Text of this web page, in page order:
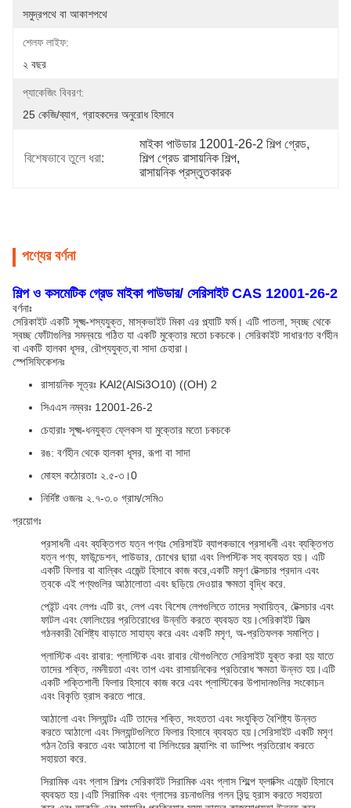
সমুদ্রপথে বা আকাশপথে
শেলফ লাইফ:
২ বছর
প্যাকেজিং বিবরণ:
25 কেজি/ব্যাগ, গ্রাহকদের অনুরোধ হিসাবে
বিশেষভাবে তুলে ধরা:
মাইকা পাউডার 12001-26-2 শিল্প গ্রেড,
শিল্প গ্রেড রাসায়নিক শিল্প,
রাসায়নিক প্রস্তুতকারক
পণ্যের বর্ণনা
শিল্প ও কসমেটিক গ্রেড মাইকা পাউডার/ সেরিসাইট CAS 12001-26-2
বর্ণনাঃ
সেরিকাইট একটি সূক্ষ্ম-শস্যযুক্ত, মাস্কভাইট মিকা এর প্ল্যাটি ফর্ম। এটি পাতলা, স্বচ্ছ থেকে
স্বচ্ছ ফোঁটাগুলির সমন্বয়ে গঠিত যা একটি মুক্তোর মতো চকচকে। সেরিকাইট সাধারণত বর্ণহীন
বা একটি হালকা ধূসর, রৌপ্যযুক্ত,বা সাদা চেহারা।
স্পেসিফিকেশনঃ
রাসায়নিক সূত্রঃ KAl2(AlSi3O10) ((OH) 2
সিএএস নম্বরঃ 12001-26-2
চেহারাঃ সূক্ষ্ম-ধনযুক্ত ফ্লেকস যা মুক্তোর মতো চকচকে
রঙ: বর্ণহীন থেকে হালকা ধূসর, রূপা বা সাদা
মোহস কঠোরতাঃ ২.৫-৩।0
নির্দিষ্ট ওজনঃ ২.৭-৩.০ গ্রাম/সেমি৩
প্রয়োগঃ
প্রসাধনী এবং ব্যক্তিগত যত্ন পণ্যঃ সেরিসাইট ব্যাপকভাবে প্রসাধনী এবং ব্যক্তিগত
যত্ন পণ্য, ফাউন্ডেশন, পাউডার, চোখের ছায়া এবং লিপস্টিক সহ ব্যবহৃত হয়। এটি
একটি ফিলার বা বাল্কিং এজেন্ট হিসাবে কাজ করে,একটি মসৃণ টেক্সচার প্রদান এবং
ত্বকে এই পণ্যগুলির আঠালোতা এবং ছড়িয়ে দেওয়ার ক্ষমতা বৃদ্ধি করে.
পেইন্ট এবং লেপঃ এটি রং, লেপ এবং বিশেষ লেপগুলিতে তাদের স্থায়িত্ব, টেক্সচার এবং
ফাটল এবং ফোলিংয়ের প্রতিরোধের উন্নতি করতে ব্যবহৃত হয়।সেরিকাইট ফিল্ম
গঠনকারী বৈশিষ্ট্য বাড়াতে সাহায্য করে এবং একটি মসৃণ, অ-প্রতিফলক সমাপ্তি।
প্লাস্টিক এবং রাবার: প্লাস্টিক এবং রাবার যৌগগুলিতে সেরিসাইট যুক্ত করা হয় যাতে
তাদের শক্তি, নমনীয়তা এবং তাপ এবং রাসায়নিকের প্রতিরোধ ক্ষমতা উন্নত হয়।এটি
একটি শক্তিশালী ফিলার হিসাবে কাজ করে এবং প্লাস্টিকের উপাদানগুলির সংকোচন
এবং বিকৃতি হ্রাস করতে পারে.
আঠালো এবং সিল্যান্টঃ এটি তাদের শক্তি, সংহততা এবং সংযুক্তি বৈশিষ্ট্য উন্নত
করতে আঠালো এবং সিল্যান্টগুলিতে ফিলার হিসাবে ব্যবহৃত হয়।সেরিসাইট একটি মসৃণ
গঠন তৈরি করতে এবং আঠালো বা সিলিংয়ের স্ল্যাশিং বা ডাম্পিং প্রতিরোধ করতে
সহায়তা করে.
সিরামিক এবং গ্লাস শিল্পঃ সেরিকাইট সিরামিক এবং গ্লাস শিল্পে ফ্লাক্সিং এজেন্ট হিসাবে
ব্যবহৃত হয়।এটি সিরামিক এবং গ্লাসের রচনাগুলির গলন বিন্দু হ্রাস করতে সহায়তা